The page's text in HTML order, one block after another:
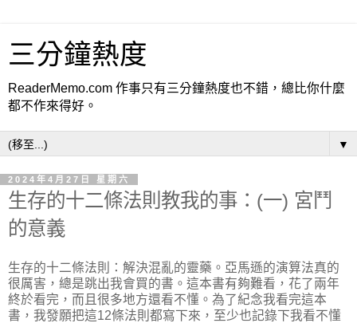
三分鐘熱度
ReaderMemo.com 作事只有三分鐘熱度也不錯，總比你什麼
都不作來得好。
▼
2024年4月27日 星期六
生存的十二條法則教我的事：(一) 宮鬥
的意義
生存的十二條法則：解決混亂的靈藥。亞馬遜的演算法真的
很厲害，總是跳出我會買的書。這本書有夠難看，花了兩年
終於看完，而且很多地方還看不懂。為了紀念我看完這本
書，我發願把這12條法則都寫下來，至少也記錄下我看不懂